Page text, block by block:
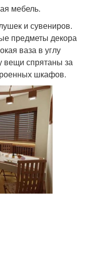
мебель.
и сувениров.
предметы декора
ваза в углу
вещи спрятаны за
шкафов.